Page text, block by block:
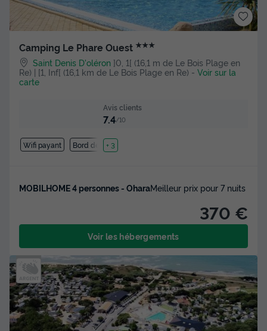
Camping Le Phare Ouest ★★★
Saint Denis D'oléron ]0, 1[ (16,1 m de Le Bois Plage en
Re) | [1, Inf[ (16,1 km de Le Bois Plage en Re) - Voir sur la
carte
Avis clients
7.4/10
Wifi payant Bord de mer
+ 3
MOBILHOME 4 personnes - OharaMeilleur prix pour 7 nuits
370 €
Voir les hébergements